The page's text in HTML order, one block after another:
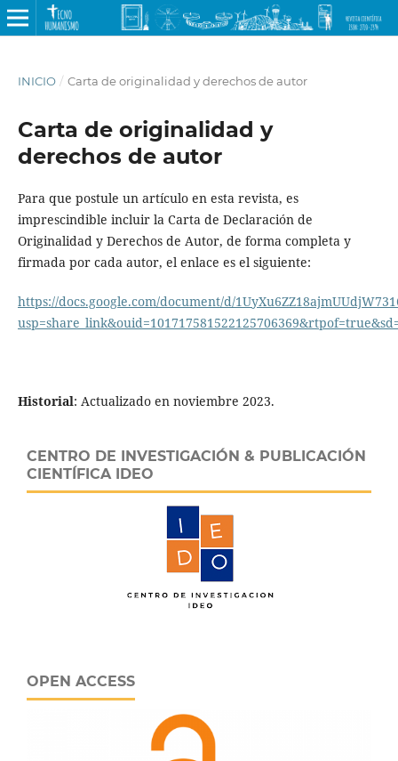
INICIO / Carta de originalidad y derechos de autor
Carta de originalidad y
derechos de autor
Para que postule un artículo en esta revista, es
imprescindible incluir la Carta de Declaración de
Originalidad y Derechos de Autor, de forma completa y
firmada por cada autor, el enlace es el siguiente:
https://docs.google.com/document/d/
Historial: Actualizado en noviembre 2023.
CENTRO DE INVESTIGACIÓN & PUBLICACIÓN
CIENTÍFICA IDEO
OPEN ACCESS